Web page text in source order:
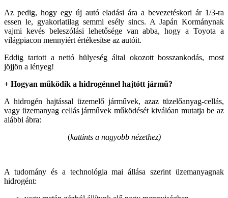
Az pedig, hogy egy új autó eladási ára a bevezetéskori ár 1/3-ra
essen le, gyakorlatilag semmi esély sincs. A Japán Kormánynak
vajmi kevés beleszólási lehetősége van abba, hogy a Toyota a
világpiacon mennyiért értékesítse az autóit.
Eddig tartott a nettó hülyeség által okozott bosszankodás, most
jöjjön a lényeg!
+ Hogyan működik a hidrogénnel hajtótt jármű?
A hidrogén hajtással üzemelő járművek, azaz tüzelőanyag-cellás,
vagy üzemanyag cellás járművek működését kiválóan mutatja be az
alábbi ábra:
(kattints a nagyobb nézethez)
A tudomány és a technológia mai állása szerint üzemanyagnak
hidrogént: